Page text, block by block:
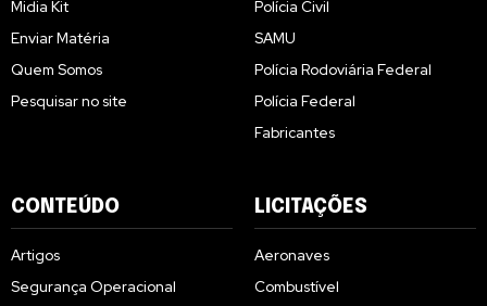
Midia Kit
Enviar Matéria
Quem Somos
Pesquisar no site
Polícia Civil
SAMU
Polícia Rodoviária Federal
Polícia Federal
Fabricantes
CONTEÚDO
Artigos
Segurança Operacional
LICITAÇÕES
Aeronaves
Combustível